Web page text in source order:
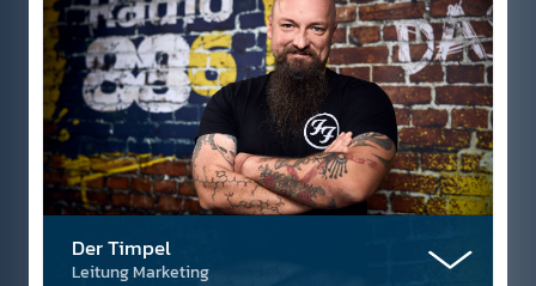
Der Timpel
Leitung Marketing